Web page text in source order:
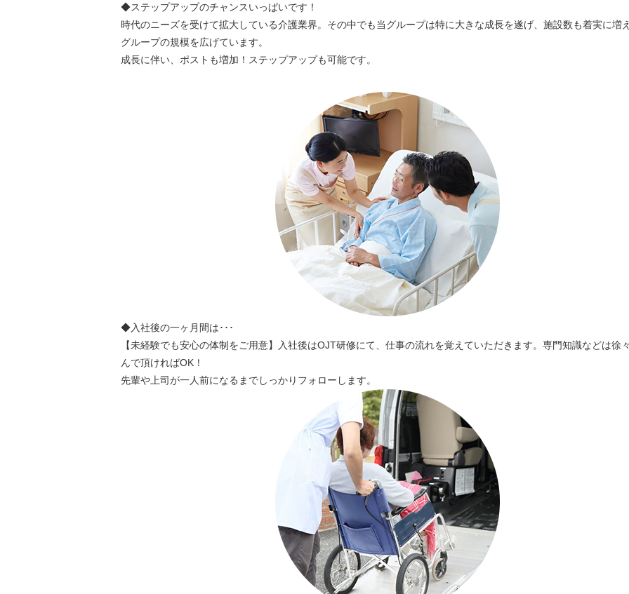
◆ステップアップのチャンスいっぱいです！
時代のニーズを受けて拡大している介護業界。その中でも当グループは特に大きな成長を遂げ、施設数も着実に増
グループの規模を広げています。
成長に伴い、ポストも増加！ステップアップも可能です。
◆入社後の一ヶ月間は･･･
【未経験でも安心の体制をご用意】入社後はOJT研修にて、仕事の流れを覚えていただきます。専門知識などは徐
んで頂ければOK！
先輩や上司が一人前になるまでしっかりフォローします。